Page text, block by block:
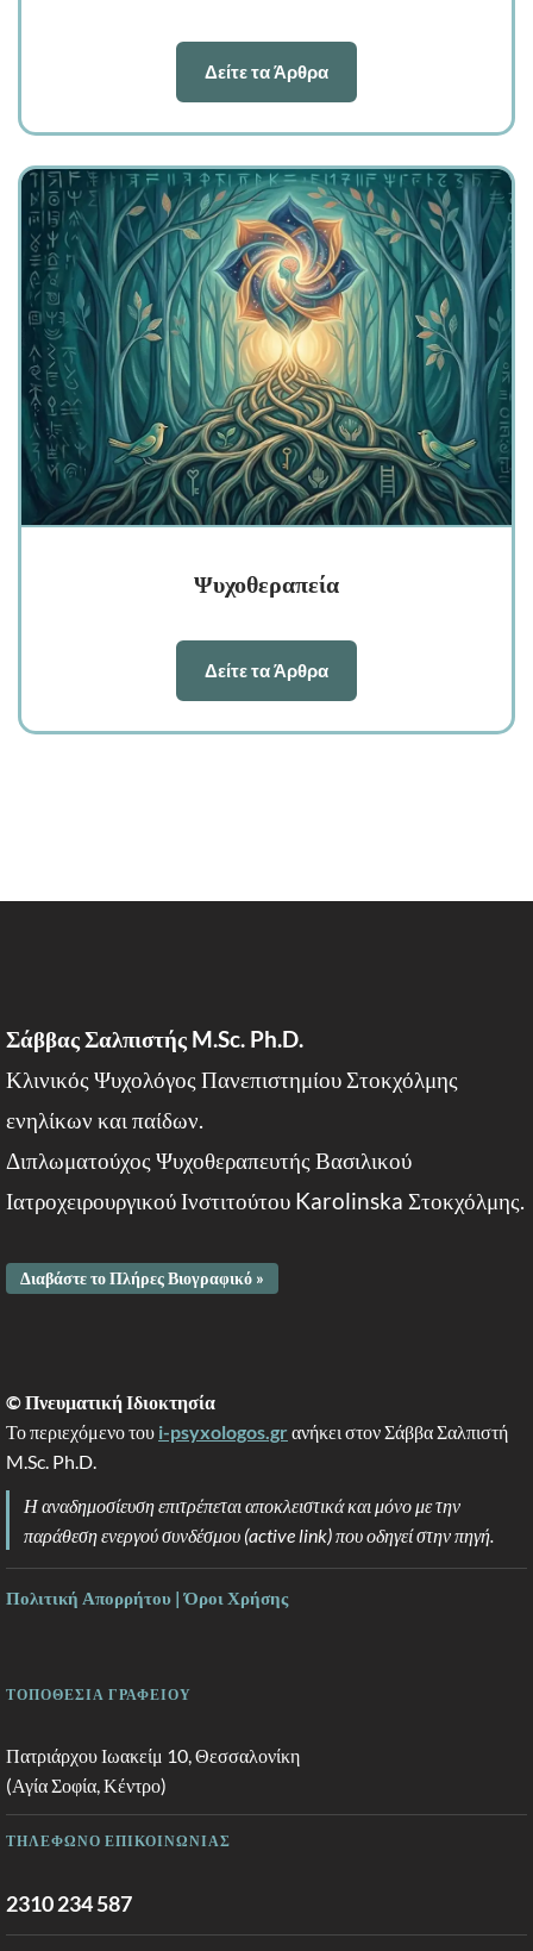
Δείτε τα Άρθρα
Ψυχοθεραπεία
Δείτε τα Άρθρα
Σάββας Σαλπιστής M.Sc. Ph.D.
Κλινικός Ψυχολόγος Πανεπιστημίου Στοκχόλμης
ενηλίκων και παίδων.
Διπλωματούχος Ψυχοθεραπευτής Βασιλικού
Ιατροχειρουργικού Ινστιτούτου Karolinska Στοκχόλμης.
Διαβάστε το Πλήρες Βιογραφικό »
© Πνευματική Ιδιοκτησία
Το περιεχόμενο του i-psyxologos.grανήκει στον Σάββα Σαλπιστή
M.Sc. Ph.D.
Η αναδημοσίευση επιτρέπεται αποκλειστικά και μόνο με την
παράθεση ενεργού συνδέσμου (active link) που οδηγεί στην πηγή.
Πολιτική Απορρήτου | Όροι Χρήσης
ΤΟΠΟΘΕΣΙΑ ΓΡΑΦΕΙΟΥ
Πατριάρχου Ιωακείμ 10, Θεσσαλονίκη
(Αγία Σοφία, Κέντρο)
ΤΗΛΕΦΩΝΟ ΕΠΙΚΟΙΝΩΝΙΑΣ
2310 234 587